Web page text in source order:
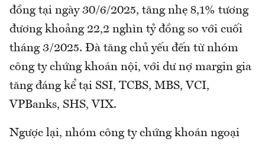
đồng tại ngày 30/6/2025, tăng nhẹ 8,1% tương
đương khoảng 22,2 nghìn tỷ đồng so với cuối
tháng 3/2025. Đà tăng chủ yếu đến từ nhóm
công ty chứng khoán nội, với dư nợ margin gia
tăng đáng kể tại SSI, TCBS, MBS, VCI,
VPBanks, SHS, VIX.
Ngược lại, nhóm công ty chứng khoán ngoại